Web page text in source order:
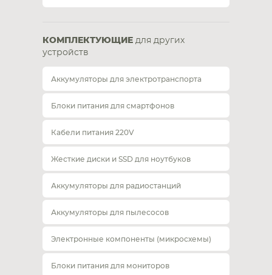
КОМПЛЕКТУЮЩИЕ для других
устройств
Аккумуляторы для электротранспорта
Блоки питания для смартфонов
Кабели питания 220V
Жесткие диски и SSD для ноутбуков
Аккумуляторы для радиостанций
Аккумуляторы для пылесосов
Электронные компоненты (микросхемы)
Блоки питания для мониторов